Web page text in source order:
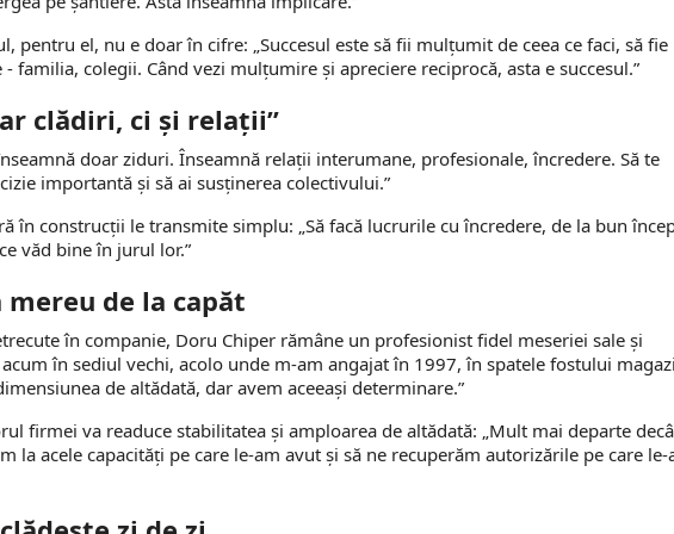
pentru el, nu e doar în cifre: „Succesul este să fii mulțumit de ceea ce faci, să fie
familia, colegii. Când vezi mulțumire și apreciere reciprocă, asta e succesul.”
clădiri, ci și relații”
doar ziduri. Înseamnă relații interumane, profesionale, încredere. Să te
importantă și să ai susținerea colectivului.”
în construcții le transmite simplu: „Să facă lucrurile cu încredere, de la bun
văd bine în jurul lor.”
mereu de la capăt
în companie, Doru Chiper rămâne un profesionist fidel meseriei sale și
în sediul vechi, acolo unde m-am angajat în 1997, în spatele fostului
de altădată, dar avem aceeași determinare.”
firmei va readuce stabilitatea și amploarea de altădată: „Mult mai departe
la acele capacități pe care le-am avut și să ne recuperăm autorizările pe care le-